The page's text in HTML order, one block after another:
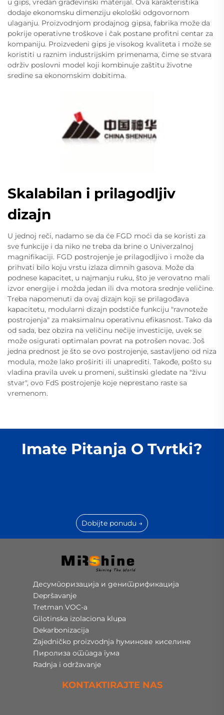
u gips, vredan građevinski materijal. Ova karakteristika
dodaje ekonomsku dimenziju ekološki odgovornom
ulaganju. Proizvodnjom prodajnog gipsa, fabrika može da
pokrije operativne troškove i čak postane profitni centar za
kompaniju. Proizvedeni gips je visokog kvaliteta i može se
koristiti u raznim industrijskim primenama, čime se stvara
održiv poslovni model koji kombinuje zaštitu životne
sredine sa ekonomskim dobitima.
Skalabilan i prilagodljiv
dizajn
U jednoj reči, nadamo se da će FGD moći da se koristi za
sve funkcije i da niko ne treba da brine o Univerzalnoj
magnifikaciji. FGD postrojenje je prilagodljivo i može da
prihvati bilo koju vrstu izlaza dimnih gasova. Može da
podnese kapacitet, u najmanju ruku, što je verovatno mali
izvor energije i možda jedan ili dva motora srednje veličine.
Treba napomenuti da ovaj dizajn koji se prilagođava
kapacitetu, modularni dizajn podstiče funkciju "ravnoteže
postrojenja" za maksimalnu operativnu efikasnost. Tako da
od sada, bez obzira na veličinu nečije investicije, uvek se
može osigurati optimalan povrat na potrošen novac. Još
jedna prednost je što se ovo postrojenje, sastavljeno od niza
modula, može lako proširiti ili unaprediti. Takođe, pošto su
vladina pravila uvek u promeni, suštinski gledate na "živu
stvar", ovo FdS postrojenje koje neprestano raste sa
vremenom.
Imate Pitanja O Tvrtki?
Dobijte ponudu →
Десумпоризација и денитрификација
Depršavanje
Tretman VOC-a
Gilotinska izolaciona klupa
Dekarbonizacija
Zajedničko proizvodnja hуминове киселине
Пиролиза отпада гума
Radnja i održavanje
KONTAKTIRAJTE NAS